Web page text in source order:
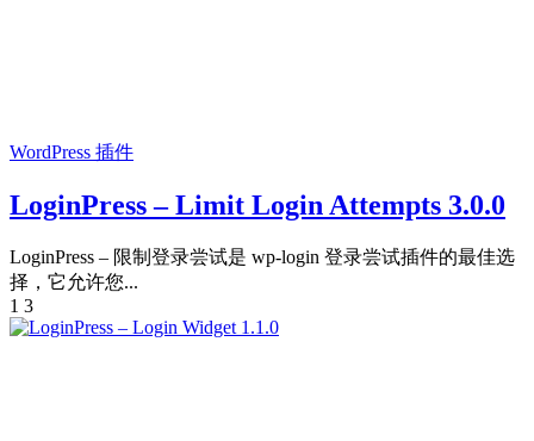
WordPress 插件
LoginPress – Limit Login Attempts 3.0.0
LoginPress – 限制登录尝试是 wp-login 登录尝试插件的最佳选
择，它允许您...
1 3